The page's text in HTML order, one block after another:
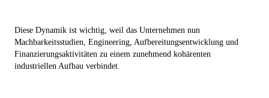
Diese Dynamik ist wichtig, weil das Unternehmen nun
Machbarkeitsstudien, Engineering, Aufbereitungsentwicklung und
Finanzierungsaktivitäten zu einem zunehmend kohärenten
industriellen Aufbau verbindet.